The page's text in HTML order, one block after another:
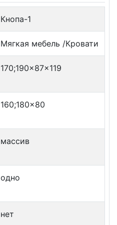
Кнопа-1
Мягкая мебель /Кровати
170;190x87x119
160;180x80
массив
одно
нет